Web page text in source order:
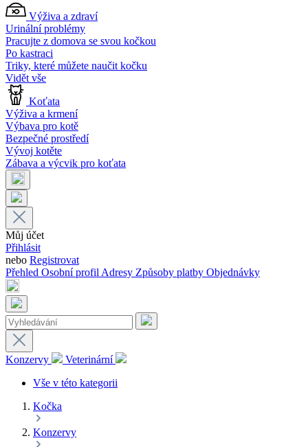
Výživa a zdraví
Urinální problémy
Pracujte z domova se svou kočkou
Po kastraci
Triky, které můžete naučit kočku
Vidět vše
Koťata
Výživa a krmení
Výbava pro kotě
Bezpečné prostředí
Vývoj kotěte
Zábava a výcvik pro koťata
Můj účet
Přihlásit
nebo Registrovat
Přehled Osobní profilAdresy Způsoby platby Objednávky
Konzervy
Veterinární
Vše v této kategorii
Kočka
Konzervy